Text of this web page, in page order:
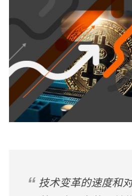
技术变革的速度和